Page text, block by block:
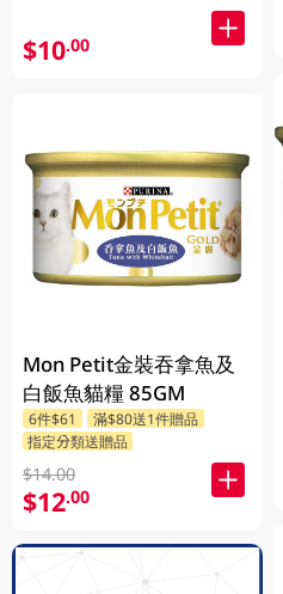
$10.00
Mon Petit金裝吞拿魚及
白飯魚貓糧 85GM
6件$61
滿$80送1件贈品
指定分類送贈品
$14.00
$12.00